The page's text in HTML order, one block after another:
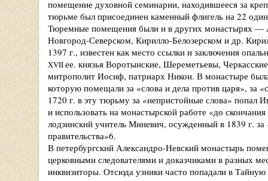
помещение духовной семинарии, находившееся за
тюрьме был присоединен каменный флигель на 22
Тюремные помещения были и в других монастырях —
Новгород-Северском, Кирилло-Белозерском и др.
1397 г., известен как место ссылки и заключения
XVIIее. князья Воротынские, Шереметьевы,
митрополит Иосиф, патриарх Никон. В монастыре
которую помещали за «слова и дела против царя», за
1720 г. в эту тюрьму за «непристойные слова» попал
и использовать на монастырской работе «до
лодзинский учитель Миневич, осужденный в 1839 г.
правительства»6.
В петербургский Александро-Невский монастырь
церковными следователями и доказчиками в разных
инквизиторы. Отсюда узники часто попадали в